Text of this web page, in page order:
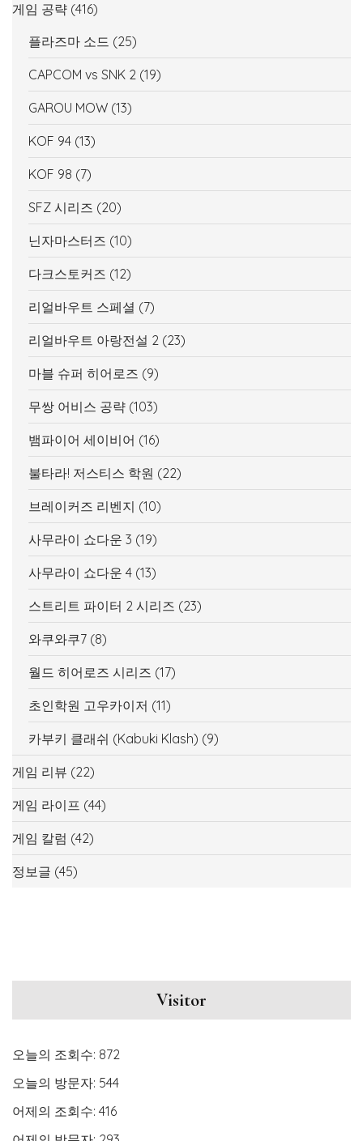
게임 공략 (416)
플라즈마 소드 (25)
CAPCOM vs SNK 2 (19)
GAROU MOW (13)
KOF 94 (13)
KOF 98 (7)
SFZ 시리즈 (20)
닌자마스터즈 (10)
다크스토커즈 (12)
리얼바우트 스페셜 (7)
리얼바우트 아랑전설 2 (23)
마블 슈퍼 히어로즈 (9)
무쌍 어비스 공략 (103)
뱀파이어 세이비어 (16)
불타라! 저스티스 학원 (22)
브레이커즈 리벤지 (10)
사무라이 쇼다운 3 (19)
사무라이 쇼다운 4 (13)
스트리트 파이터 2 시리즈 (23)
와쿠와쿠7 (8)
월드 히어로즈 시리즈 (17)
초인학원 고우카이저 (11)
카부키 클래쉬 (Kabuki Klash) (9)
게임 리뷰 (22)
게임 라이프 (44)
게임 칼럼 (42)
정보글 (45)
Visitor
오늘의 조회수: 872
오늘의 방문자: 544
어제의 조회수: 416